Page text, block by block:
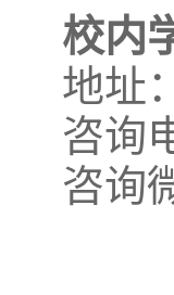
校内
地址
咨询
咨询